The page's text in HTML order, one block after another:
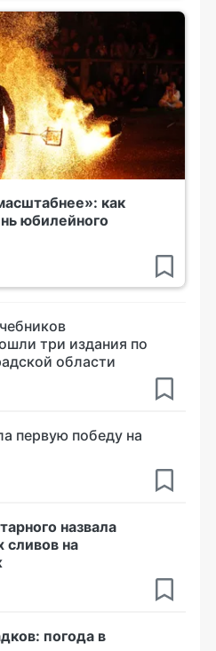
как
юбилейного
три издания по
области
первую победу на
назвала
сливов на
погода в